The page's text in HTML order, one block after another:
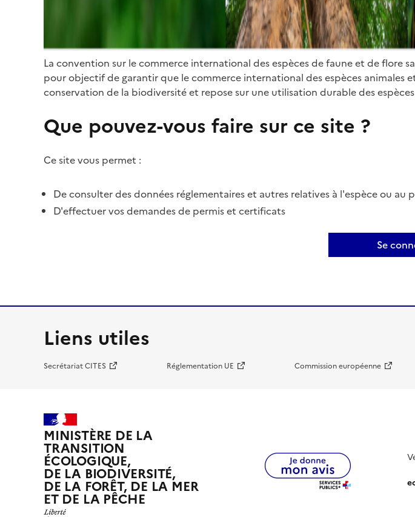
La convention sur le commerce international des espèces de faune et de flore
pour objectif de garantir que le commerce international des espèces animales
conservation de la biodiversité et repose sur une utilisation durable des
Que pouvez-vous faire sur ce site ?
Ce site vous permet :
De consulter des données réglementaires et autres relatives à l'espèce ou au
D'effectuer vos demandes de permis et certificats
Se
Liens utiles
Secrétariat CITES Réglementation UE Commission européenne
MINISTÈRE DE LA
TRANSITION
ÉCOLOGIQUE,
DE LA BIODIVERSITÉ,
DE LA FORÊT, DE LA MER
ET DE LA PÊCHE